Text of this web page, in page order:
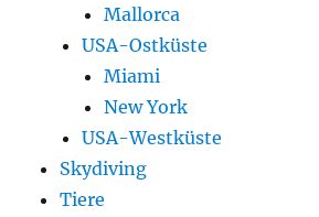
Mallorca
USA-Ostküste
Miami
New York
USA-Westküste
Skydiving
Tiere